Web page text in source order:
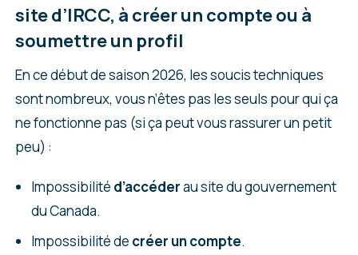
site d’IRCC, à créer un compte ou à
soumettre un profil
En ce début de saison 2026, les soucis techniques
sont nombreux, vous n’êtes pas les seuls pour qui ça
ne fonctionne pas (si ça peut vous rassurer un petit
peu) :
Impossibilité d’accéderau site du gouvernement
du Canada.
Impossibilité de créer un compte.